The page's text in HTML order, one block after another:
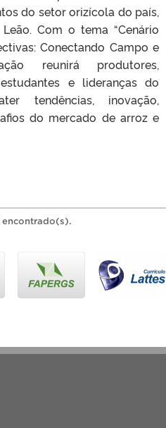
do setor orizícola do país,
Com o tema “Cenário
Conectando Campo e
reunirá produtores,
e lideranças do
tendências, inovação,
do mercado de arroz e